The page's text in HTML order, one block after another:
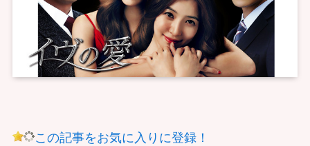
この記事をお気に入りに登録！